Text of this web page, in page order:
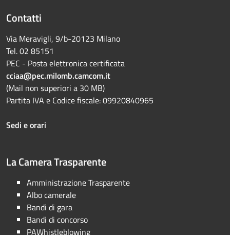
Contatti
Via Meravigli, 9/b-20123 Milano
Tel. 02 85151
PEC - Posta elettronica certificata
cciaa@pec.milomb.camcom.it
(Mail non superiori a 30 MB)
Partita IVA e Codice fiscale: 09920840965
Sedi e orari
La Camera Trasparente
Amministrazione Trasparente
Albo camerale
Bandi di gara
Bandi di concorso
PAWhistleblowing